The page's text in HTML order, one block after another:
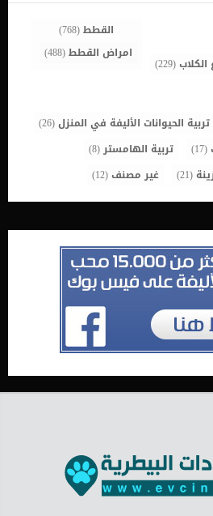
الكلاب(229)
القطط(768)
امراض القطط(488)
تربية الحيوانات الأليفة في المنزل(26)
(17) تربية الهامستر(8)
(21) غير مصنف(12)